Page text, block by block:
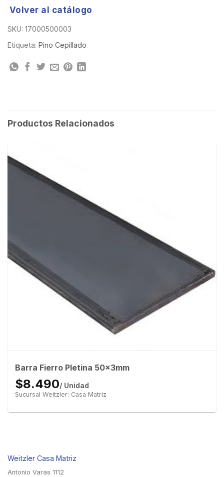
Volver al catálogo
SKU: 17000500003
Etiqueta: Pino Cepillado
Productos Relacionados
Barra Fierro Pletina 50x3mm
$8.490/ Unidad
Sucursal Weitzler: Casa Matriz
Weitzler Casa Matriz
Antonio Varas 1112